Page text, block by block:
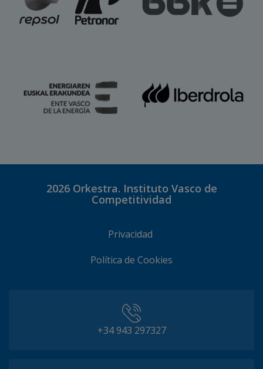
2026 Orkestra. Instituto Vasco de
Competitividad
Privacidad
Política de Cookies
+34 943 297327